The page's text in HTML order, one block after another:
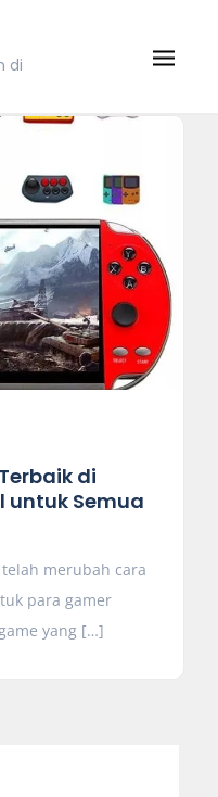
di
di
untuk Semua
merubah cara
para gamer
yang […]